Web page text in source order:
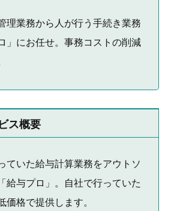
理業務から人が行う手続き業務
」にお任せ。事務コストの削減
ス概要
ていた給与計算業務をアウトソ
給与プロ」。自社で行っていた
価格で提供します。